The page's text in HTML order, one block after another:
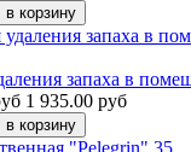
запаха в
1 935.00 руб